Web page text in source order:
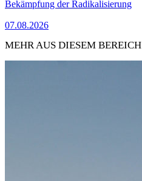
Bekämpfung der Radikalisierung
07.08.2026
MEHR AUS DIESEM BEREICH